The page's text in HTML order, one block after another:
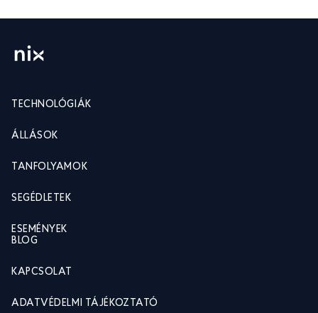
TECHNOLÓGIÁK
ÁLLÁSOK
TANFOLYAMOK
SEGÉDLETEK
ESEMÉNYEK
BLOG
KAPCSOLAT
ADATVÉDELMI TÁJÉKOZTATÓ